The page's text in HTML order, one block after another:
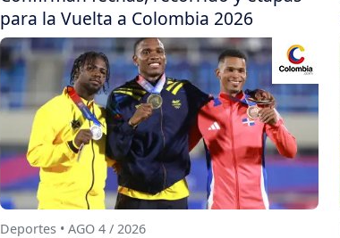
para la Vuelta a Colombia 2026
Deportes • AGO 4 / 2026